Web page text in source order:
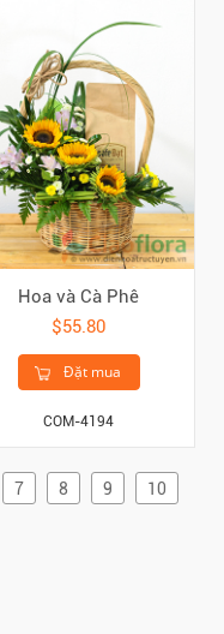
Hoa và Cà Phê
$55.80
Đặt mua
COM-4194
7 8 9 10